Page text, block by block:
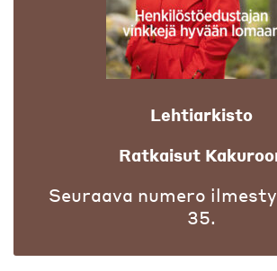
Lehtiarkisto
Ratkaisut
Seuraava numero
35.